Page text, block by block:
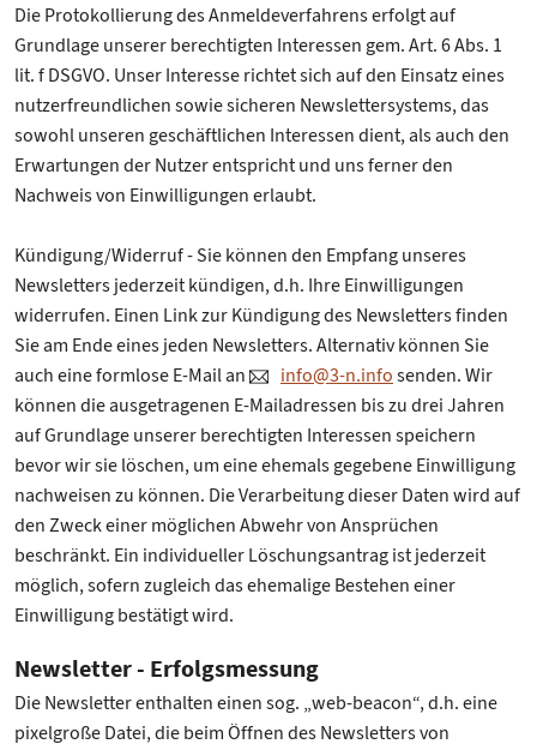
Die Protokollierung des Anmeldeverfahrens erfolgt auf
Grundlage unserer berechtigten Interessen gem. Art. 6 Abs. 1
lit. f DSGVO. Unser Interesse richtet sich auf den Einsatz eines
nutzerfreundlichen sowie sicheren Newslettersystems, das
sowohl unseren geschäftlichen Interessen dient, als auch den
Erwartungen der Nutzer entspricht und uns ferner den
Nachweis von Einwilligungen erlaubt.
Kündigung/Widerruf - Sie können den Empfang unseres
Newsletters jederzeit kündigen, d.h. Ihre Einwilligungen
widerrufen. Einen Link zur Kündigung des Newsletters finden
Sie am Ende eines jeden Newsletters. Alternativ können Sie
auch eine formlose E-Mail an
info@3-n.infosenden. Wir
können die ausgetragenen E-Mailadressen bis zu drei Jahren
auf Grundlage unserer berechtigten Interessen speichern
bevor wir sie löschen, um eine ehemals gegebene Einwilligung
nachweisen zu können. Die Verarbeitung dieser Daten wird auf
den Zweck einer möglichen Abwehr von Ansprüchen
beschränkt. Ein individueller Löschungsantrag ist jederzeit
möglich, sofern zugleich das ehemalige Bestehen einer
Einwilligung bestätigt wird.
Newsletter - Erfolgsmessung
Die Newsletter enthalten einen sog. „web-beacon“, d.h. eine
pixelgroße Datei, die beim Öffnen des Newsletters von